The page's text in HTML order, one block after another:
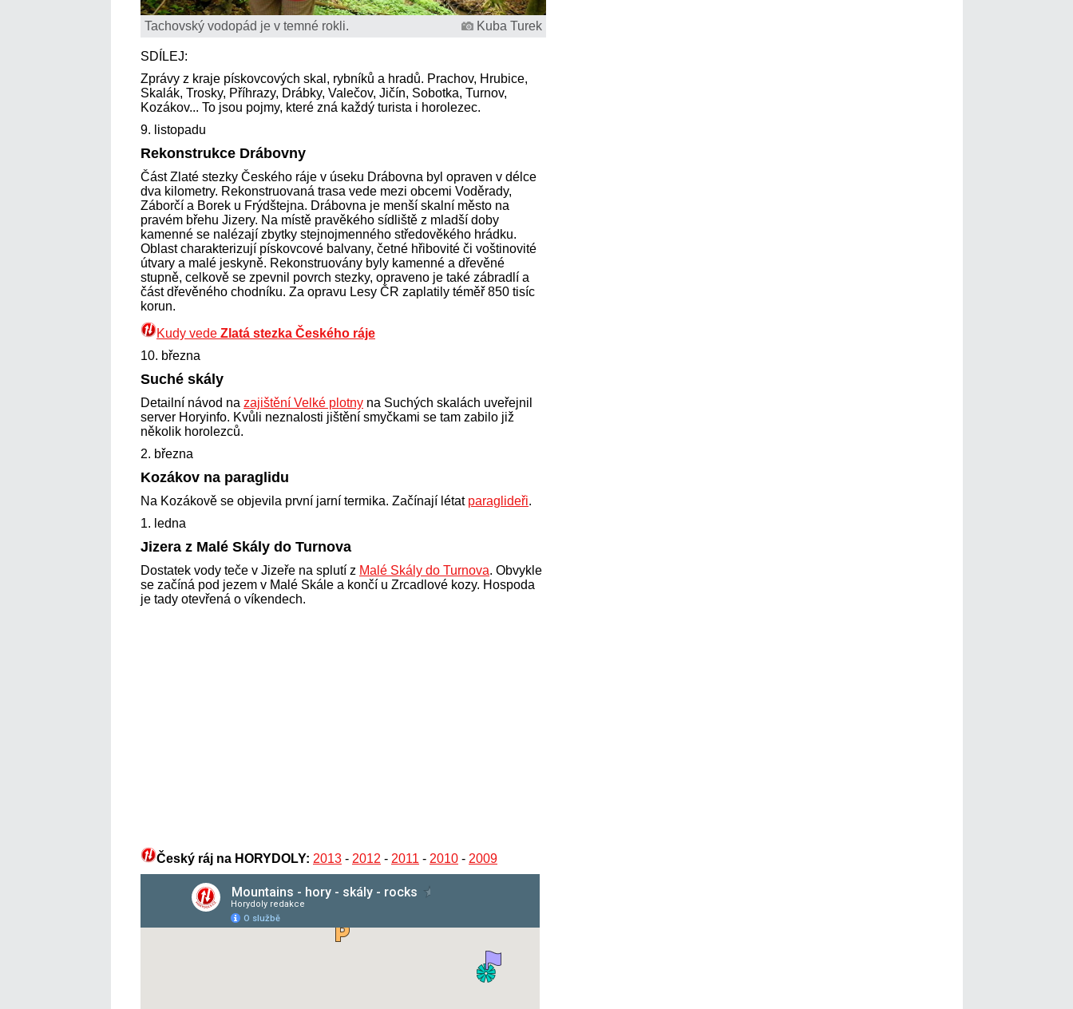
Tachovský vodopád je v temné rokli. Kuba Turek
SDÍLEJ:
Zprávy z kraje pískovcových skal, rybníků a hradů. Prachov, Hrubice,
Skalák, Trosky, Příhrazy, Drábky, Valečov, Jičín, Sobotka, Turnov,
Kozákov... To jsou pojmy, které zná každý turista i horolezec.
9. listopadu
Rekonstrukce Drábovny
Část Zlaté stezky Českého ráje v úseku Drábovna byl opraven v délce
dva kilometry. Rekonstruovaná trasa vede mezi obcemi Voděrady,
Záborčí a Borek u Frýdštejna. Drábovna je menší skalní město na
pravém břehu Jizery. Na místě pravěkého sídliště z mladší doby
kamenné se nalézají zbytky stejnojmenného středověkého hrádku.
Oblast charakterizují pískovcové balvany, četné hřibovité či voštinovité
útvary a malé jeskyně. Rekonstruovány byly kamenné a dřevěné
stupně, celkově se zpevnil povrch stezky, opraveno je také zábradlí a
část dřevěného chodníku. Za opravu Lesy ČR zaplatily téměř 850 tisíc
korun.
Kudy vede Zlatá stezka Českého ráje
10. března
Suché skály
Detailní návod na zajištění Velké plotny na Suchých skalách uveřejnil
server Horyinfo. Kvůli neznalosti jištění smyčkami se tam zabilo již
několik horolezců.
2. března
Kozákov na paraglidu
Na Kozákově se objevila první jarní termika. Začínají létat paraglideři.
1. ledna
Jizera z Malé Skály do Turnova
Dostatek vody teče v Jizeře na splutí z Malé Skály do Turnova. Obvykle
se začíná pod jezem v Malé Skále a končí u Zrcadlové kozy. Hospoda
je tady otevřená o víkendech.
Český ráj na HORYDOLY: 2013 - 2012 - 2011 - 2010 - 2009